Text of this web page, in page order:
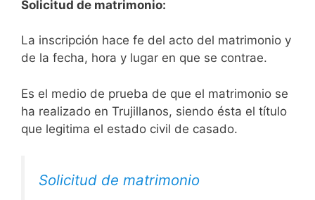
Solicitud de matrimonio:
La inscripción hace fe del acto del matrimonio y
de la fecha, hora y lugar en que se contrae.
Es el medio de prueba de que el matrimonio se
ha realizado en Trujillanos, siendo ésta el título
que legitima el estado civil de casado.
Solicitud de matrimonio